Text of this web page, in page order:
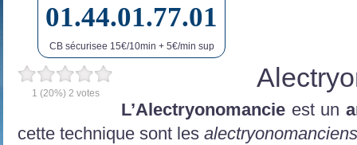
01.44.01.77.01
CB sécurisee 15€/10min + 5€/min sup
1 (20%) 2 votes
L’Alectryonomancie est un
cette technique sont les